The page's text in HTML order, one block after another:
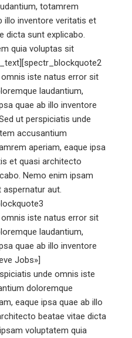
totamrem
illo inventore veritatis et
dicta sunt explicabo.
quia voluptas sit
iste natus error sit
laudantium,
quae ab illo inventore
ut perspiciatis unde
accusantium
aperiam, eaque ipsa
et quasi architecto
Nemo enim ipsam
aut.
iste natus error sit
laudantium,
quae ab illo inventore
Jobs»]
unde omnis iste
doloremque
eaque ipsa quae ab illo
beatae vitae dicta
voluptatem quia